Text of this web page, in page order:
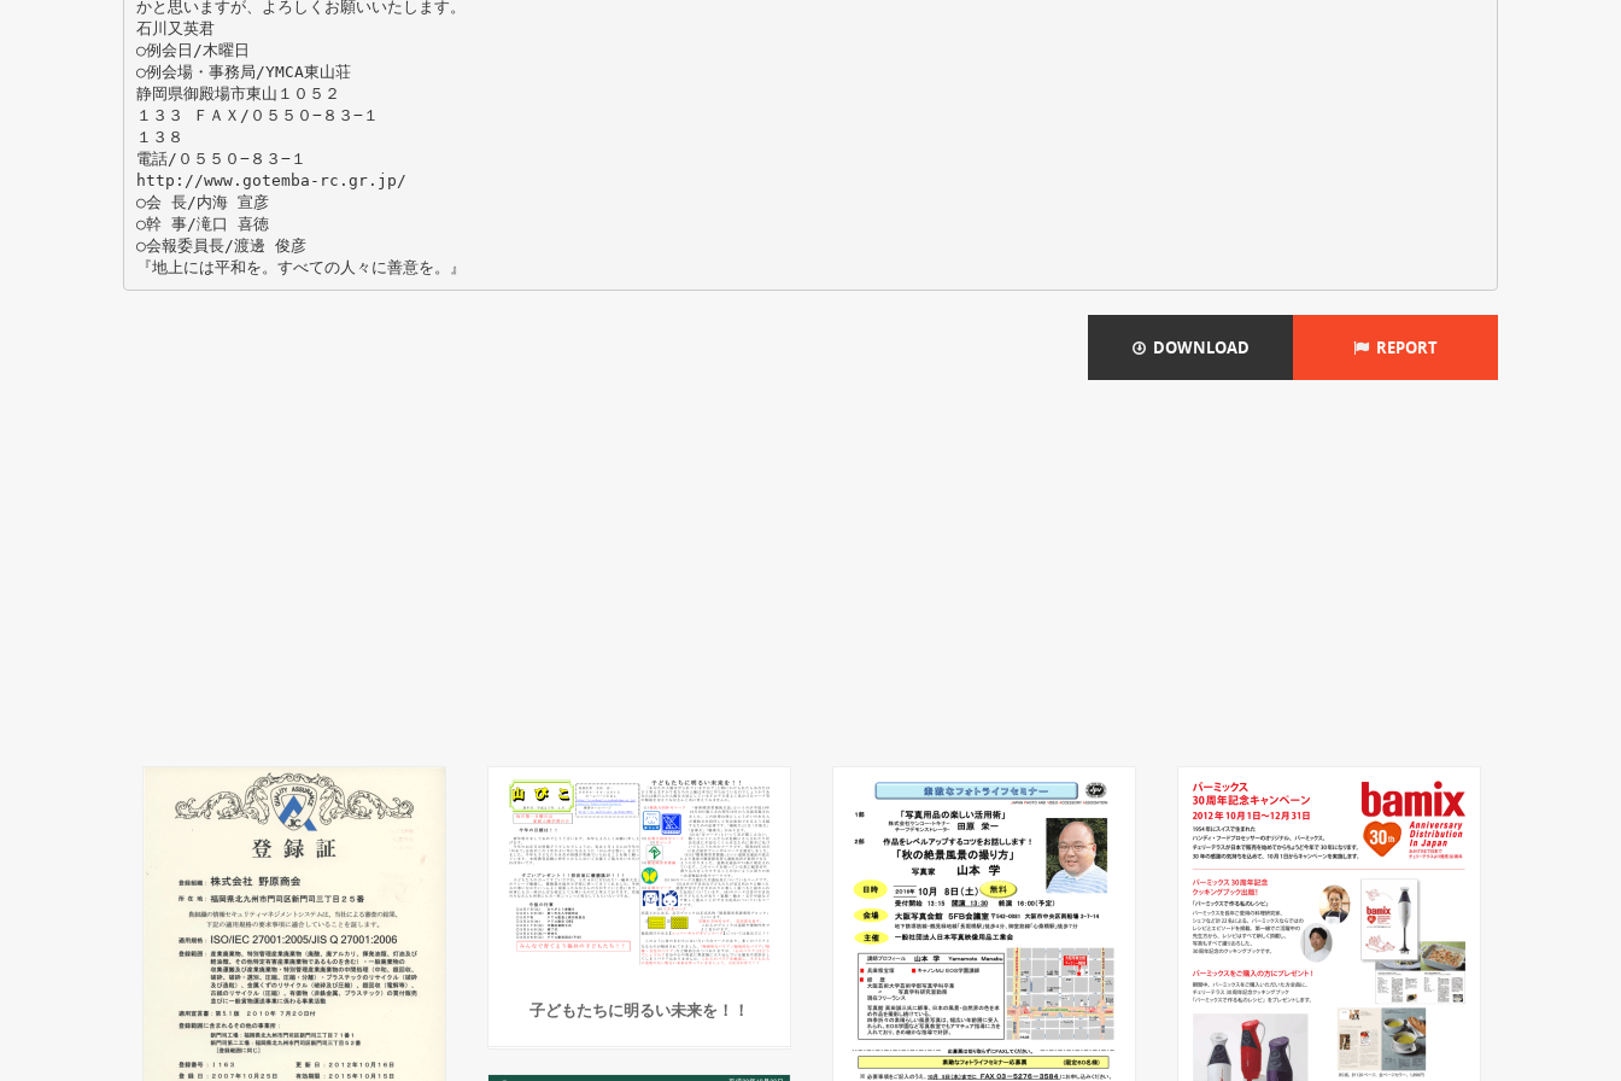
かと思いますが、よろしくお願いいたします。
石川又英君
○例会日/木曜日
○例会場・事務局/YMCA東山荘
静岡県御殿場市東山１０５２
１３３ ＦＡＸ/０５５０−８３−１
１３８
電話/０５５０−８３−１
http://www.gotemba-rc.gr.jp/
○会 長/内海 宣彦
○幹 事/滝口 喜徳
○会報委員長/渡邊 俊彦
DOWNLOAD REPORT
子どもたちに明るい未来を！！